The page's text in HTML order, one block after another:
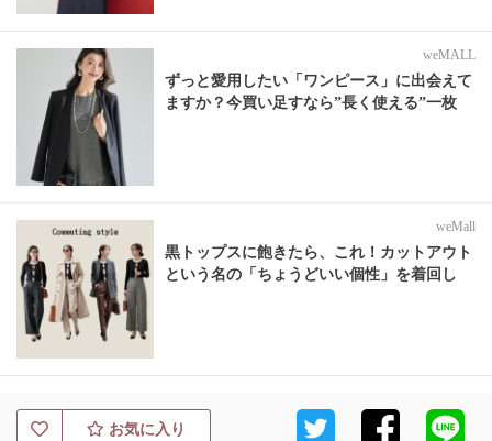
weMALL
ずっと愛用したい「ワンピース」に出会えて
ますか？今買い足すなら”長く使える”一枚
weMall
黒トップスに飽きたら、これ！カットアウト
という名の「ちょうどいい個性」を着回し
お気に入り